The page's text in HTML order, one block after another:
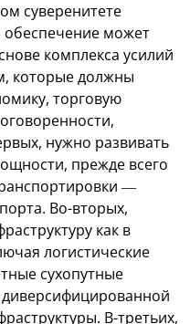
суверенитете
обеспечение может
комплекса усилий
которые должны
торговую
нужно развивать
прежде всего
—
Во-вторых,
как в
логистические
сухопутные
В-третьих,